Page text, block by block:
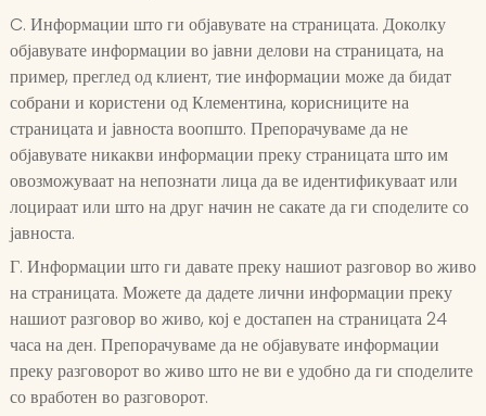
C. Информации што ги објавувате на страницата. Доколку
објавувате информации во јавни делови на страницата, на
пример, преглед од клиент, тие информации може да бидат
собрани и користени од Клементина, корисниците на
страницата и јавноста воопшто. Препорачуваме да не
објавувате никакви информации преку страницата што им
овозможуваат на непознати лица да ве идентификуваат или
лоцираат или што на друг начин не сакате да ги споделите со
јавноста.
Г. Информации што ги давате преку нашиот разговор во живо
на страницата. Можете да дадете лични информации преку
нашиот разговор во живо, кој е достапен на страницата 24
часа на ден. Препорачуваме да не објавувате информации
преку разговорот во живо што не ви е удобно да ги споделите
со вработен во разговорот.